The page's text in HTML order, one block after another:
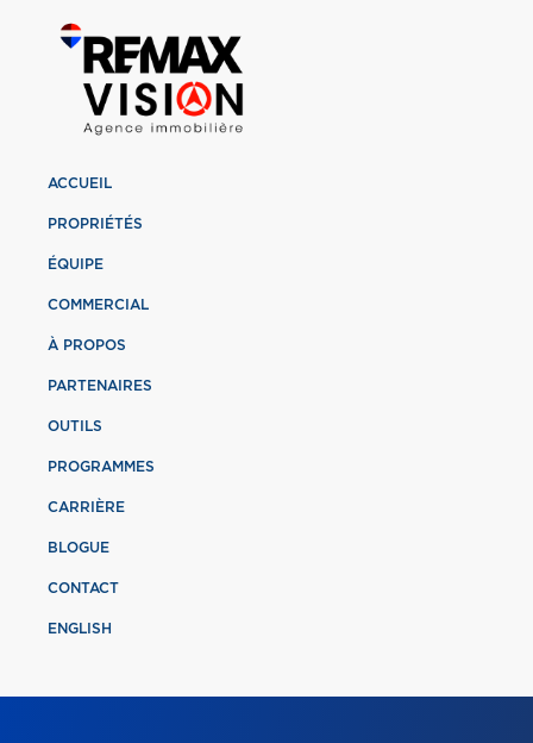
ACCUEIL
PROPRIÉTÉS
ÉQUIPE
COMMERCIAL
À PROPOS
PARTENAIRES
OUTILS
PROGRAMMES
CARRIÈRE
BLOGUE
CONTACT
ENGLISH